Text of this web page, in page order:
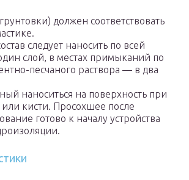
должен соответствовать
следует наносить по всей
слой, в местах примыканий по
песчаного раствора — в два
наноситься на поверхность при
кисти. Просохшее после
готово к началу устройства